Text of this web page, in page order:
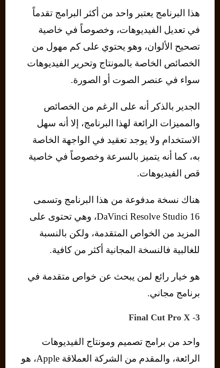
هذا البرنامج يعتبر واحد من أكثر البرامج تقدماً
في تعديل الفيديوهات، وخصوصاً في خاصية
تصحيح الألوان، وهو يحتوي على كم مهول من
الخصائص الخاصة بالمونتاج وتحرير الفيديوهات
سواء في عنصر الصوت أو الصورة.
الجدير بالذكر أنه على الرغم من الخصائص
والمميزات الرائعة لهذا البرنامج، إلا أنه سهل
الاستخدام ولا يوجد تعقيد في الواجهة الخاصة
به، كما أنه يتميز بالسرعة وخصوصاً في خاصية
قص الفيديوهات.
هناك نسخة مدفوعة من هذا البرنامج وتسمى
DaVinci Resolve Studio 16، وهي تحتوى على
المزيد من الخواص المتقدمة، ولكن بالنسبة
للغالبية فالنسخة المجانية أكثر من كافية.
هو خيار رائع لمن يبحث عن خواص متقدمة في
برنامج مجاني.
3- Final Cut Pro X
واحد من برامج تصميم ومونتاج الفيديوهات
الرائعة، والمقدم من الشركة العملاقة Apple، هو